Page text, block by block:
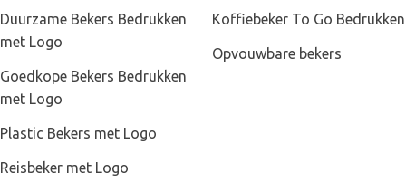
Duurzame Bekers Bedrukken
met Logo
Goedkope Bekers Bedrukken
met Logo
Koffiebeker To Go Bedrukken
Opvouwbare bekers
Plastic Bekers met Logo
Reisbeker met Logo